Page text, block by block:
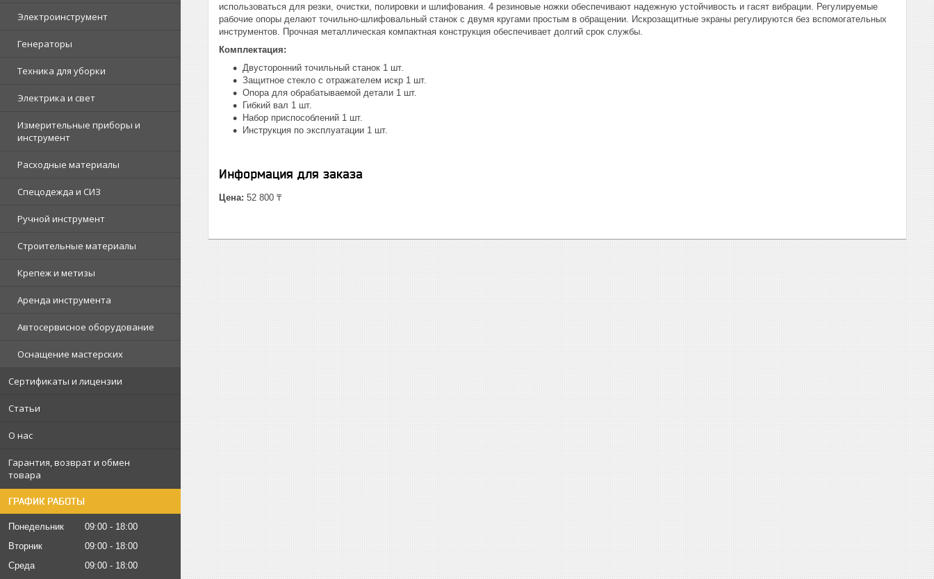
Электроинструмент
Генераторы
Техника для уборки
Электрика и свет
Измерительные приборы и
инструмент
Расходные материалы
Спецодежда и СИЗ
Ручной инструмент
Строительные материалы
Крепеж и метизы
Аренда инструмента
Автосервисное оборудование
Оснащение мастерских
Сертификаты и лицензии
Статьи
О нас
Гарантия, возврат и обмен
товара
ГРАФИК РАБОТЫ
Понедельник 09:00
18:00
Вторник
09:00
18:00
Среда
09:00
18:00
использоваться для резки, очистки, полировки и шлифования. 4 резиновые ножки обеспечивают надежную устойчивость и гасят вибрации. Регулируемые
рабочие опоры делают точильно-шлифовальный станок с двумя кругами простым в обращении. Искрозащитные экраны регулируются без вспомогательных
инструментов. Прочная металлическая компактная конструкция обеспечивает долгий срок службы.
Комплектация:
Двусторонний точильный станок 1 шт.
Защитное стекло с отражателем искр 1 шт.
Опора для обрабатываемой детали 1 шт.
Гибкий вал 1 шт.
Набор приспособлений 1 шт.
Инструкция по эксплуатации 1 шт.
Информация для заказа
Цена: 52 800 ₸